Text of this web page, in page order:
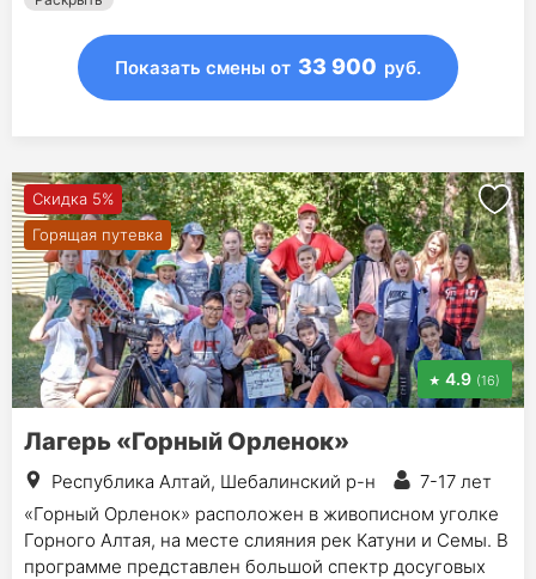
Показать смены от 33 900 руб.
Скидка 5%
Горящая путевка
4.9 (16)
Лагерь «Горный Орленок»
Республика Алтай, Шебалинский р-н
7-17 лет
«Горный Орленок» расположен в живописном уголке
Горного Алтая, на месте слияния рек Катуни и Семы. В
программе представлен большой спектр досуговых